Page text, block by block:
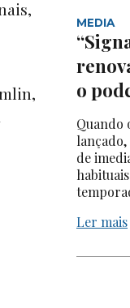
MEDIA
o
Quando
de
Ler mais